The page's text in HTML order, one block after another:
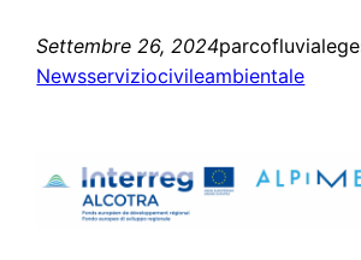
Settembre 26, 2024
Newsserviziocivileambientale